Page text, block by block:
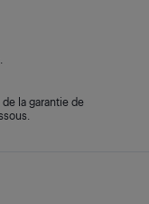
la garantie de